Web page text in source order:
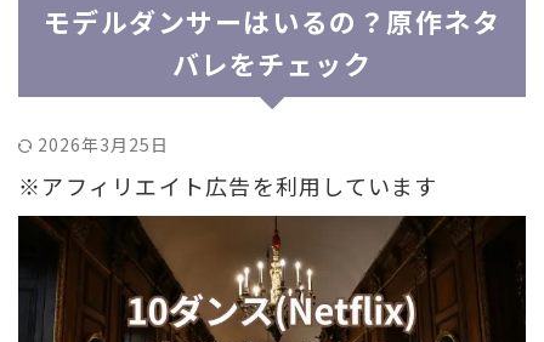
モデルダンサーはいるの？原作ネタ
バレをチェック
2026年3月25日
※アフィリエイト広告を利用しています